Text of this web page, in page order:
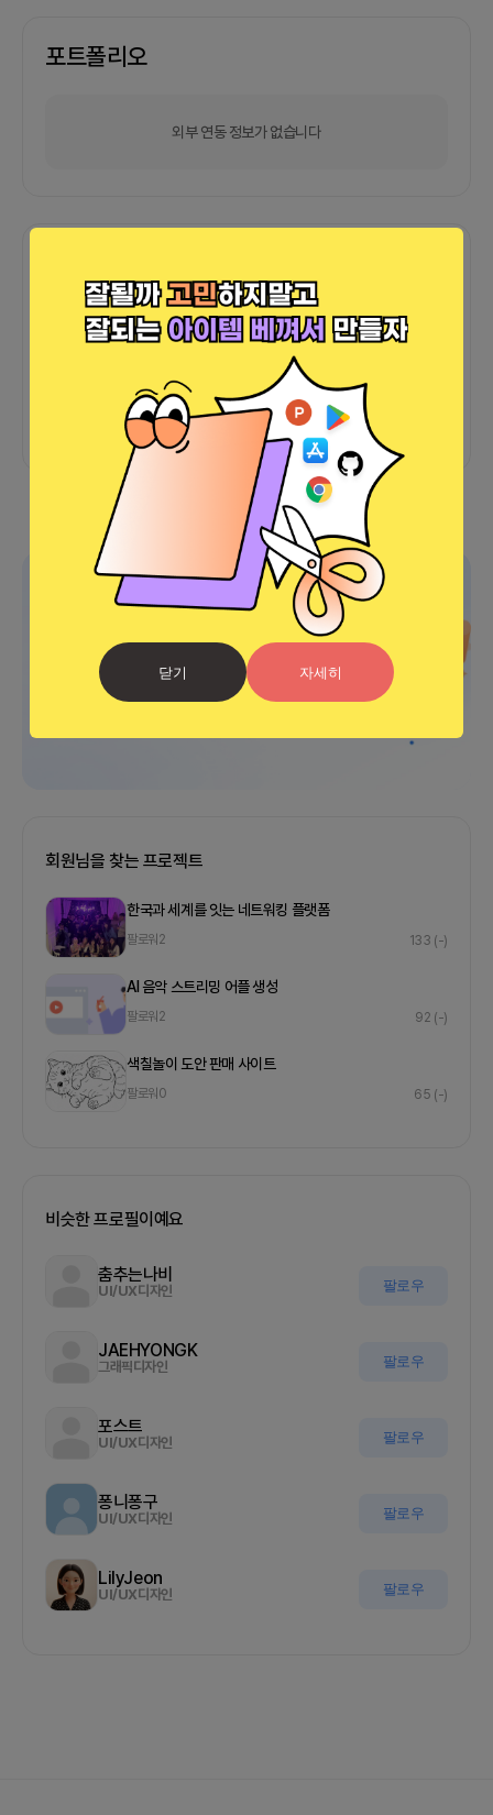
닫기 자세히
포트폴리오
외부 연동 정보가 없습니다
커피챗 0 프로젝트 0 프로챗 0
아직 후기가 도착하지 않았습니다
회원님을 찾는 프로젝트
한국과 세계를 잇는 네트워킹 플랫폼
팔로워 2 133 (-)
AI 음악 스트리밍 어플 생성
팔로워 2 92 (-)
색칠놀이 도안 판매 사이트
팔로워 0 65 (-)
비슷한 프로필이예요
춤추는나비
UI/UX디자인 팔로우
JAEHYONGK
그래픽디자인 팔로우
포스트
UI/UX디자인 팔로우
퐁니퐁구
UI/UX디자인 팔로우
LilyJeon
UI/UX디자인 팔로우